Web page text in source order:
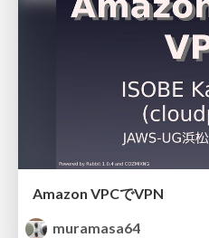
Amazon VPCでVPN
muramasa64